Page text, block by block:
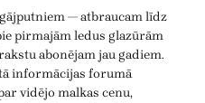
— atbraucam līdz
pirmajām ledus glazūrām
abonējam jau gadiem.
informācijas forumā
vidējo malkas cenu,